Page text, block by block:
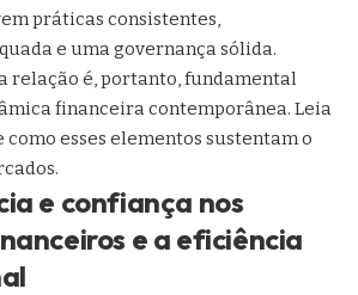
práticas consistentes,
e uma governança sólida.
relação é, portanto, fundamental
financeira contemporânea. Leia
como esses elementos sustentam o
e confiança nos
e a eficiência